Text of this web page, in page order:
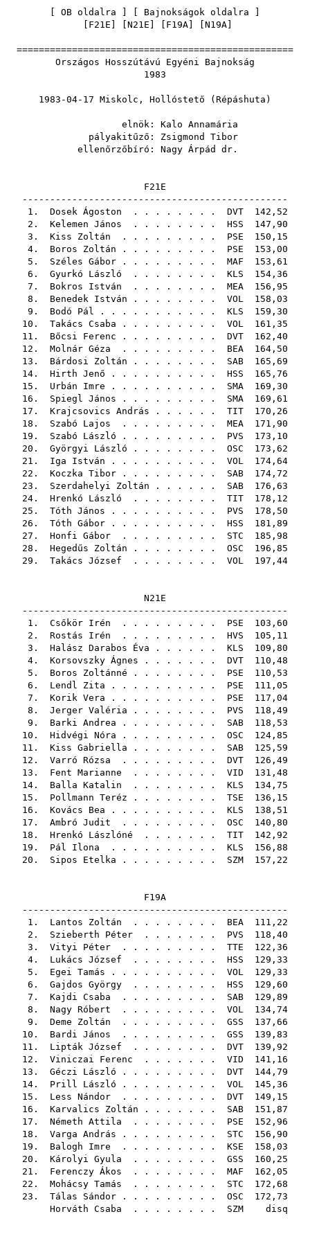
OB oldalra Bajnokságok oldalra
F21E N21E F19A N19A
==================================================
Országos Hosszútávú Egyéni Bajnokság
1983
1983-04-17 Miskolc, Hollóstető (Répáshuta)
elnök: Kalo Annamária
pályakitűző: Zsigmond Tibor
ellenőrzőbíró: Nagy Árpád dr.
F21E
------------------------------------------------
1. Dosek Ágoston . . . . . . . . DVT 142,52
2. Kelemen János . . . . . . . . HSS 147,90
3. Kiss Zoltán . . . . . . . . . PSE 150,15
4. Boros Zoltán . . . . . . . . . PSE 153,00
5. Széles Gábor . . . . . . . . . MAF 153,61
6. Gyurkó László . . . . . . . . KLS 154,36
7. Bokros István . . . . . . . . MEA 156,95
8. Benedek István . . . . . . . . VOL 158,03
9. Bodó Pál . . . . . . . . . . . KLS 159,30
10. Takács Csaba . . . . . . . . . VOL 161,35
11. Bőcsi Ferenc . . . . . . . . . DVT 162,40
12. Molnár Géza . . . . . . . . . BEA 164,50
13. Bárdosi Zoltán . . . . . . . . SAB 165,69
14. Hirth Jenő . . . . . . . . . . HSS 165,76
15. Urbán Imre . . . . . . . . . . SMA 169,30
16. Spiegl János . . . . . . . . . SMA 169,61
17. Krajcsovics András . . . . . . TIT 170,26
18. Szabó Lajos . . . . . . . . . MEA 171,90
19. Szabó László . . . . . . . . . PVS 173,10
20. Györgyi László . . . . . . . . OSC 173,62
21. Iga István . . . . . . . . . . VOL 174,64
22. Koczka Tibor . . . . . . . . . SAB 174,72
23. Szerdahelyi Zoltán . . . . . . SAB 176,63
24. Hrenkó László . . . . . . . . TIT 178,12
25. Tóth János . . . . . . . . . . PVS 178,50
26. Tóth Gábor . . . . . . . . . . HSS 181,89
27. Honfi Gábor . . . . . . . . . STC 185,98
28. Hegedűs Zoltán . . . . . . . . OSC 196,85
29. Takács József . . . . . . . . VOL 197,44
N21E
------------------------------------------------
1. Csőkör Irén . . . . . . . . . PSE 103,60
2. Rostás Irén . . . . . . . . . HVS 105,11
3. Halász Darabos Éva . . . . . . KLS 109,80
4. Korsovszky Ágnes . . . . . . . DVT 110,48
5. Boros Zoltánné . . . . . . . . PSE 110,53
6. Lendl Zita . . . . . . . . . . PSE 111,05
7. Korik Vera . . . . . . . . . . PSE 117,04
8. Jerger Valéria . . . . . . . . PVS 118,49
9. Barki Andrea . . . . . . . . . SAB 118,53
10. Hidvégi Nóra . . . . . . . . . OSC 124,85
11. Kiss Gabriella . . . . . . . . SAB 125,59
12. Varró Rózsa . . . . . . . . . DVT 126,49
13. Fent Marianne . . . . . . . . VID 131,48
14. Balla Katalin . . . . . . . . KLS 134,75
15. Pollmann Teréz . . . . . . . . TSE 136,15
16. Kovács Bea . . . . . . . . . . KLS 138,51
17. Ambró Judit . . . . . . . . . OSC 140,80
18. Hrenkó Lászlóné . . . . . . . TIT 142,92
19. Pál Ilona . . . . . . . . . . KLS 156,88
20. Sipos Etelka . . . . . . . . . SZM 157,22
F19A
------------------------------------------------
1. Lantos Zoltán . . . . . . . . BEA 111,22
2. Szieberth Péter . . . . . . . PVS 118,40
3. Vityi Péter . . . . . . . . . TTE 122,36
4. Lukács József . . . . . . . . HSS 129,33
5. Egei Tamás . . . . . . . . . . VOL 129,33
6. Gajdos György . . . . . . . . HSS 129,60
7. Kajdi Csaba . . . . . . . . . SAB 129,89
8. Nagy Róbert . . . . . . . . . VOL 134,74
9. Deme Zoltán . . . . . . . . . GSS 137,66
10. Bardi János . . . . . . . . . GSS 139,83
11. Lipták József . . . . . . . . DVT 139,92
12. Viniczai Ferenc . . . . . . . VID 141,16
13. Géczi László . . . . . . . . . DVT 144,79
14. Prill László . . . . . . . . . VOL 145,36
15. Less Nándor . . . . . . . . . DVT 149,15
16. Karvalics Zoltán . . . . . . . SAB 151,87
17. Németh Attila . . . . . . . . PSE 152,96
18. Varga András . . . . . . . . . STC 156,90
19. Balogh Imre . . . . . . . . . KSE 158,03
20. Károlyi Gyula . . . . . . . . GSS 160,25
21. Ferenczy Ákos . . . . . . . . MAF 162,05
22. Mohácsy Tamás . . . . . . . . STC 172,68
23. Tálas Sándor . . . . . . . . . OSC 172,73
Horváth Csaba . . . . . . . . SZM disq